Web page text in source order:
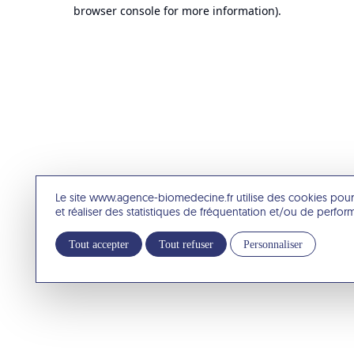
Le site www.agence-biomedecine.fr utilise des cookies
et réaliser des statistiques de fréquentation et/ou de
Tout accepter Tout refuser Personnaliser
browser console for more information).